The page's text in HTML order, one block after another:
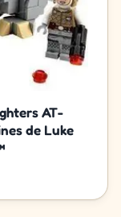
AT-
de Luke